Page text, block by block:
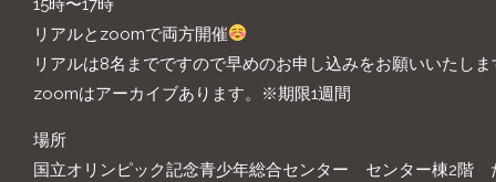
リアルとzoomで両方開催
リアルは8名までですので早めのお申し込みをお願いいたしま
zoomはアーカイブあります。※期限1週間
場所
国立オリンピック記念青少年総合センター センター棟2階